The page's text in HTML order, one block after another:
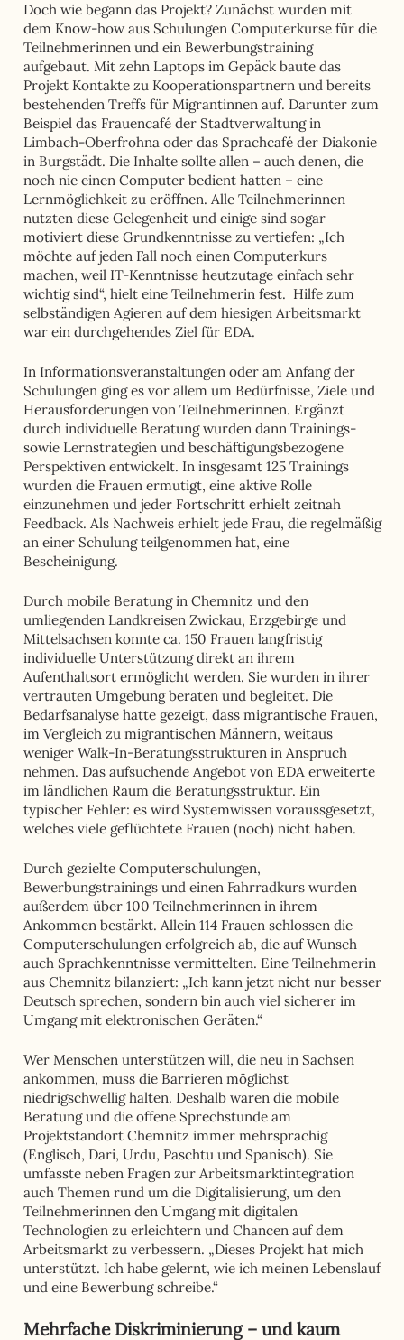
Doch wie begann das Projekt? Zunächst wurden mit
dem Know-how aus Schulungen Computerkurse für die
Teilnehmerinnen und ein Bewerbungstraining
aufgebaut. Mit zehn Laptops im Gepäck baute das
Projekt Kontakte zu Kooperationspartnern und bereits
bestehenden Treffs für Migrantinnen auf. Darunter zum
Beispiel das Frauencafé der Stadtverwaltung in
Limbach-Oberfrohna oder das Sprachcafé der Diakonie
in Burgstädt. Die Inhalte sollte allen – auch denen, die
noch nie einen Computer bedient hatten – eine
Lernmöglichkeit zu eröffnen. Alle Teilnehmerinnen
nutzten diese Gelegenheit und einige sind sogar
motiviert diese Grundkenntnisse zu vertiefen: „Ich
möchte auf jeden Fall noch einen Computerkurs
machen, weil IT-Kenntnisse heutzutage einfach sehr
wichtig sind“, hielt eine Teilnehmerin fest. Hilfe zum
selbständigen Agieren auf dem hiesigen Arbeitsmarkt
war ein durchgehendes Ziel für EDA.
In Informationsveranstaltungen oder am Anfang der
Schulungen ging es vor allem um Bedürfnisse, Ziele und
Herausforderungen von Teilnehmerinnen. Ergänzt
durch individuelle Beratung wurden dann Trainings-
sowie Lernstrategien und beschäftigungsbezogene
Perspektiven entwickelt. In insgesamt 125 Trainings
wurden die Frauen ermutigt, eine aktive Rolle
einzunehmen und jeder Fortschritt erhielt zeitnah
Feedback. Als Nachweis erhielt jede Frau, die regelmäßig
an einer Schulung teilgenommen hat, eine
Bescheinigung.
Durch mobile Beratung in Chemnitz und den
umliegenden Landkreisen Zwickau, Erzgebirge und
Mittelsachsen konnte ca. 150 Frauen langfristig
individuelle Unterstützung direkt an ihrem
Aufenthaltsort ermöglicht werden. Sie wurden in ihrer
vertrauten Umgebung beraten und begleitet. Die
Bedarfsanalyse hatte gezeigt, dass migrantische Frauen,
im Vergleich zu migrantischen Männern, weitaus
weniger Walk-In-Beratungsstrukturen in Anspruch
nehmen. Das aufsuchende Angebot von EDA erweiterte
im ländlichen Raum die Beratungsstruktur. Ein
typischer Fehler: es wird Systemwissen voraussgesetzt,
welches viele geflüchtete Frauen (noch) nicht haben.
Durch gezielte Computerschulungen,
Bewerbungstrainings und einen Fahrradkurs wurden
außerdem über 100 Teilnehmerinnen in ihrem
Ankommen bestärkt. Allein 114 Frauen schlossen die
Computerschulungen erfolgreich ab, die auf Wunsch
auch Sprachkenntnisse vermittelten. Eine Teilnehmerin
aus Chemnitz bilanziert: „Ich kann jetzt nicht nur besser
Deutsch sprechen, sondern bin auch viel sicherer im
Umgang mit elektronischen Geräten.“
Wer Menschen unterstützen will, die neu in Sachsen
ankommen, muss die Barrieren möglichst
niedrigschwellig halten. Deshalb waren die mobile
Beratung und die offene Sprechstunde am
Projektstandort Chemnitz immer mehrsprachig
(Englisch, Dari, Urdu, Paschtu und Spanisch). Sie
umfasste neben Fragen zur Arbeitsmarktintegration
auch Themen rund um die Digitalisierung, um den
Teilnehmerinnen den Umgang mit digitalen
Technologien zu erleichtern und Chancen auf dem
Arbeitsmarkt zu verbessern. „Dieses Projekt hat mich
unterstützt. Ich habe gelernt, wie ich meinen Lebenslauf
und eine Bewerbung schreibe.“
Mehrfache Diskriminierung – und kaum